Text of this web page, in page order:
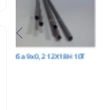
труба 75х1,5,